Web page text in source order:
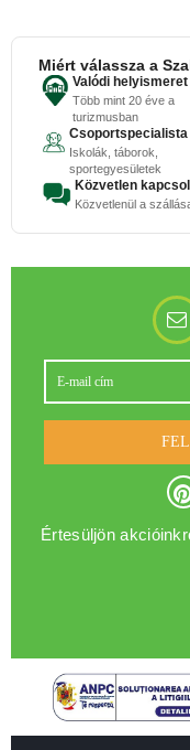
Miért válassza a
Valódi helyismeret
Több mint 20 éve a
turizmusban
Csoportspecialista
Iskolák, táborok,
sportegyesületek
Közvetlen
Közvetlenül a
Értesüljön